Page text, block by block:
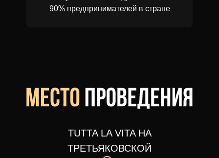
90% предпринимателей в стране
TUTTA LA VITA НА
ТРЕТЬЯКОВСКОЙ